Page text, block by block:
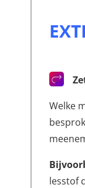
Welke
lesstof